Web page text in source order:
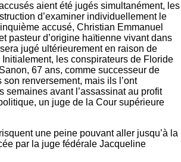
aient été jugés simultanément, les
d’examiner individuellement le
accusé, Christian Emmanuel
pasteur d’origine haïtienne vivant dans
jugé ultérieurement en raison de
les conspirateurs de Floride
67 ans, comme successeur de
renversement, mais ils l’ont
semaines avant l’assassinat au profit
un juge de la Cour supérieure
une peine pouvant aller jusqu’à la
par la juge fédérale Jacqueline